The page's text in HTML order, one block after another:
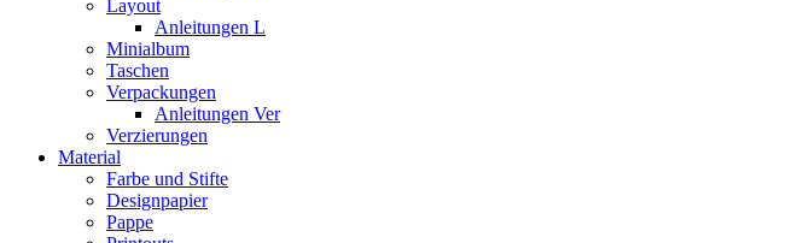
Layout
Anleitungen L
Minialbum
Taschen
Verpackungen
Anleitungen Ver
Verzierungen
Material
Farbe und Stifte
Designpapier
Pappe